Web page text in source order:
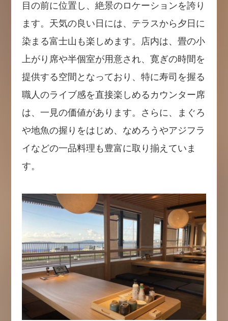
目の前に位置し、絶景のロケーションを誇り
ます。天気の良い日には、テラスから夕日に
染まる富士山も楽しめます。店内は、畳の小
上がり席や半個室が用意され、寛ぎの時間を
提供する空間となっており、特に寿司を握る
職人のライブ感を直接楽しめるカウンター席
は、一見の価値があります。さらに、まぐろ
や地魚の握りをはじめ、なめろうやアジフラ
イなどの一品料理も豊富に取り揃えていま
す。